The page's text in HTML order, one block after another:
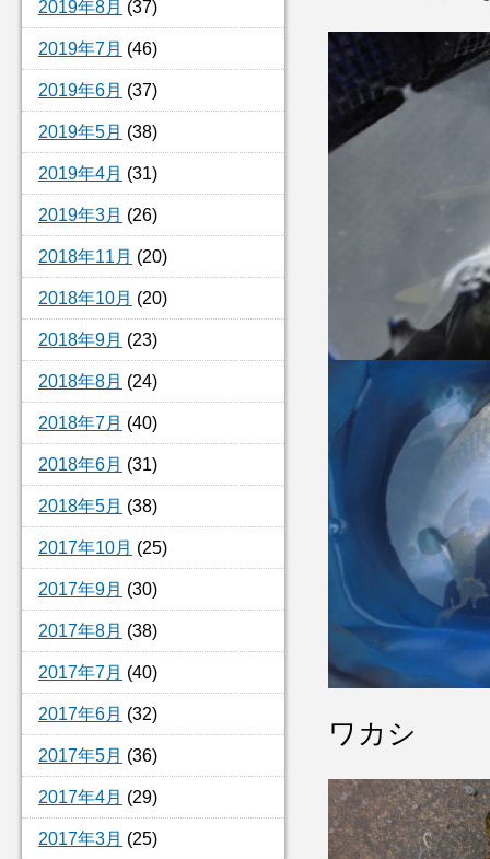
2019年8月 (37)
2019年7月 (46)
2019年6月 (37)
2019年5月 (38)
2019年4月 (31)
2019年3月 (26)
2018年11月 (20)
2018年10月 (20)
2018年9月 (23)
2018年8月 (24)
2018年7月 (40)
2018年6月 (31)
2018年5月 (38)
2017年10月 (25)
2017年9月 (30)
2017年8月 (38)
2017年7月 (40)
2017年6月 (32)
2017年5月 (36)
2017年4月 (29)
2017年3月 (25)
ワカシ